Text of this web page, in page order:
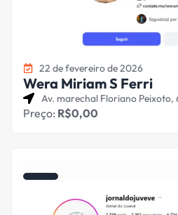
22 de fevereiro de 2026
Wera Miriam S Ferri
Av. marechal Floriano Peixoto,
Preço: R$0,00